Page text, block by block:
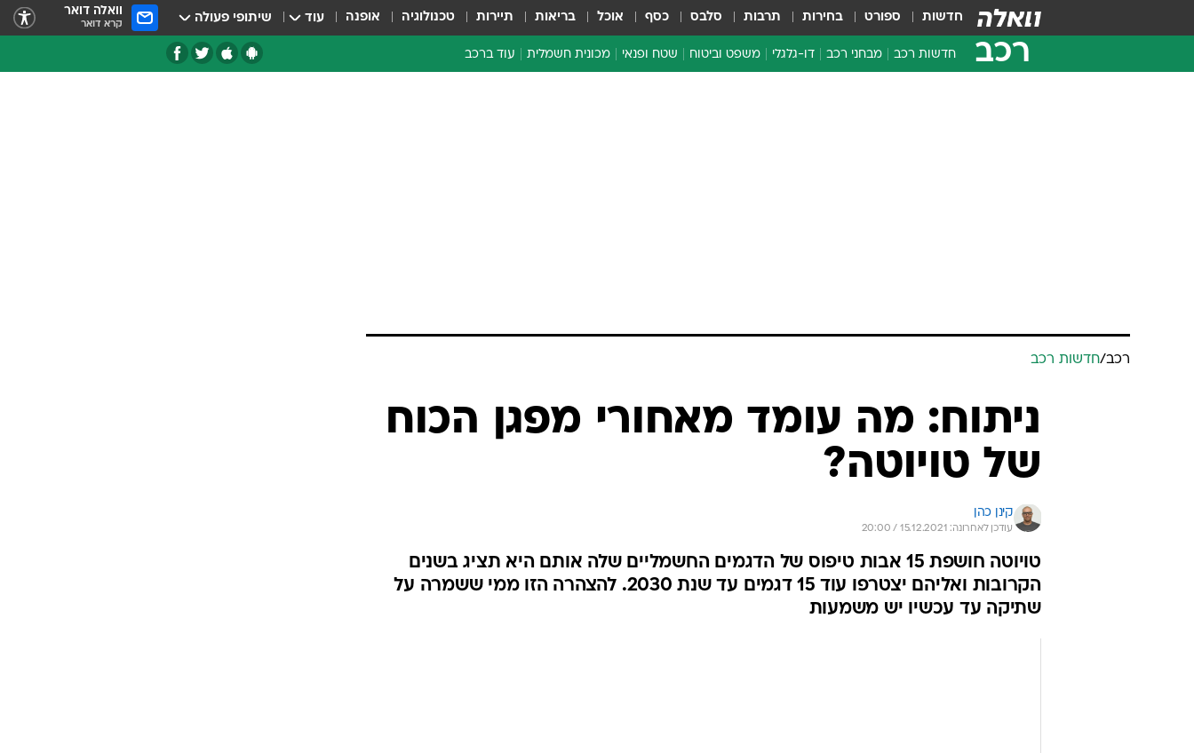
חדשות ספורט בחירות תרבות סלבס כסף אוכל בריאות תיירות טכנולוגיה אופנה עוד שיתופי פעולה וואלה דואר
קרא דואר
רכב חדשות רכב מבחני רכב דו-גלגלי משפט וביטוח שטח ופנאי מכונית חשמלית עוד ברכב
בטיחות
סדנאות ושיפורים
טוטאלוס
אביזרים לרכב
רכב/חדשות רכב
ניתוח: מה עומד מאחורי מפגן הכוח
של טויוטה?
קינן כהן
עודכן לאחרונה: 15.12.2021 / 20:00
טויוטה חושפת 15 אבות טיפוס של הדגמים החשמליים שלה אותם היא תציג בשנים
הקרובות ואליהם יצטרפו עוד 15 דגמים עד שנת 2030. להצהרה הזו ממי ששמרה על
שתיקה עד עכשיו יש משמעות